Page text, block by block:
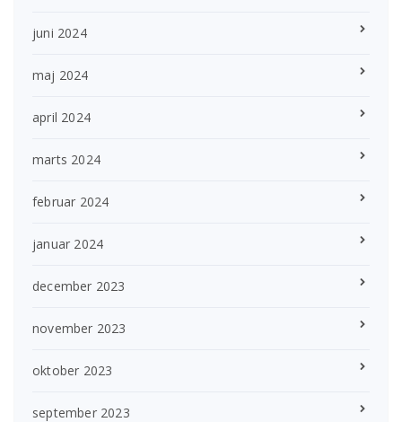
juni 2024
maj 2024
april 2024
marts 2024
februar 2024
januar 2024
december 2023
november 2023
oktober 2023
september 2023